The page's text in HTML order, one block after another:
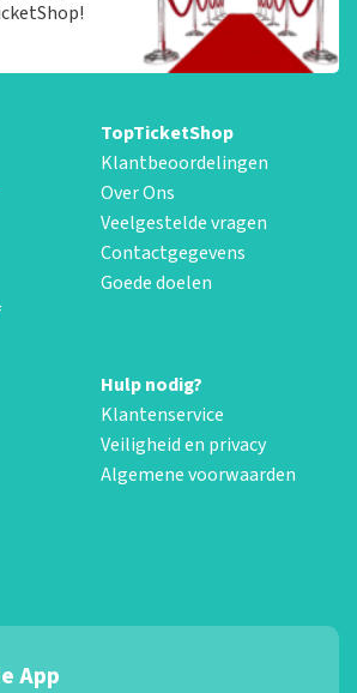
TopTicketShop
Klantbeoordelingen
Over Ons
Veelgestelde vragen
Contactgegevens
Goede doelen
Hulp nodig?
Klantenservice
Veiligheid en privacy
Algemene voorwaarden
App